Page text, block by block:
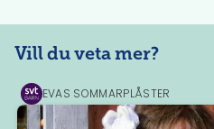
Vill du veta mer?
SVT
Play
EVAS SOMMARPLÅSTER